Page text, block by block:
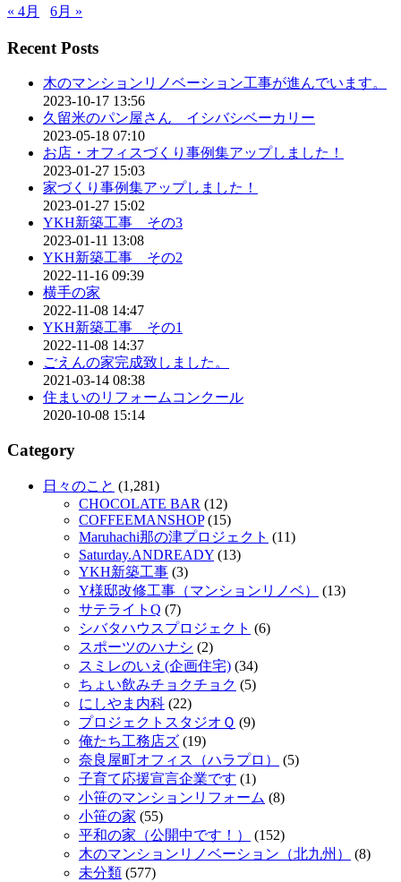
« 4月 6月 »
Recent Posts
木のマンションリノベーション工事が進んでいます。
2023-10-17 13:56
久留米のパン屋さん イシバシベーカリー
2023-05-18 07:10
お店・オフィスづくり事例集アップしました！
2023-01-27 15:03
家づくり事例集アップしました！
2023-01-27 15:02
YKH新築工事 その3
2023-01-11 13:08
YKH新築工事 その2
2022-11-16 09:39
横手の家
2022-11-08 14:47
YKH新築工事 その1
2022-11-08 14:37
ごえんの家完成致しました。
2021-03-14 08:38
住まいのリフォームコンクール
2020-10-08 15:14
Category
日々のこと (1,281)
CHOCOLATE BAR (12)
COFFEEMANSHOP(15)
Maruhachi那の津プロジェクト (11)
Saturday.ANDREADY (13)
YKH新築工事 (3)
Y様邸改修工事（マンションリノベ）
(13)
サテライトQ (7)
シバタハウスプロジェクト (6)
スポーツのハナシ (2)
スミレのいえ(企画住宅) (34)
ちょい飲みチョクチョク (5)
にしやま内科 (22)
プロジェクトスタジオＱ (9)
俺たち工務店ズ (19)
奈良屋町オフィス（ハラプロ）
(5)
子育て応援宣言企業です (1)
小笹のマンションリフォーム (8)
小笹の家 (55)
平和の家（公開中です！）
(152)
木のマンションリノベーション（北九州）
(8)
未分類 (577)